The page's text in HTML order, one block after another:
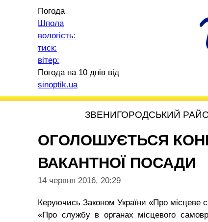
Погода
Шпола
вологість:
тиск:
вітер:
Погода на 10 днів від
sinoptik.ua
ЗВЕНИГОРОДСЬКИЙ
ОГОЛОШУЄТЬСЯ
ВАКАНТНОЇ ПОСАДИ
14 червня 2016, 20:29
Керуючись Законом України «Про місцеве
«Про службу в органах місцевого